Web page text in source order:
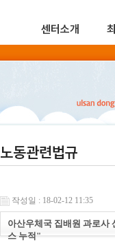
센터소개
노동관련법규
작성일 : 18-02-12 11:35
아산우체국 집배원 과로사
스 누적"